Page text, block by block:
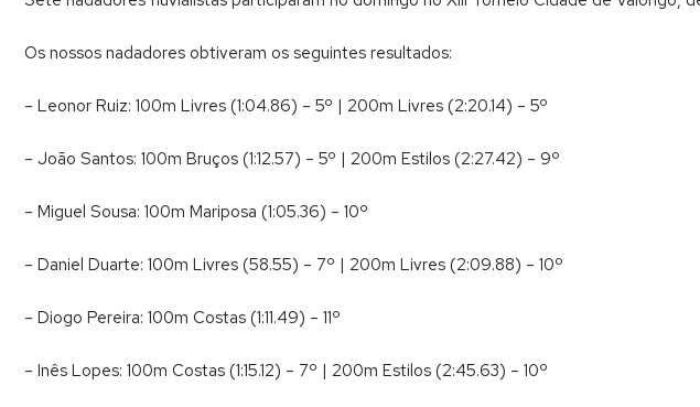
Os nossos nadadores obtiveram os seguintes resultados:
– Leonor Ruiz: 100m Livres (1:04.86) – 5º | 200m Livres (2:20.14) – 5º
– João Santos: 100m Bruços (1:12.57) – 5º | 200m Estilos (2:27.42) – 9º
– Miguel Sousa: 100m Mariposa (1:05.36) – 10º
– Daniel Duarte: 100m Livres (58.55) – 7º | 200m Livres (2:09.88) – 10º
– Diogo Pereira: 100m Costas (1:11.49) – 11º
– Inês Lopes: 100m Costas (1:15.12) – 7º | 200m Estilos (2:45.63) – 10º